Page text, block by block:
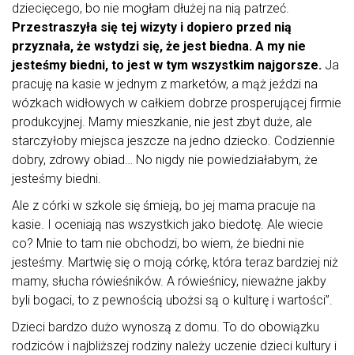
dziecięcego, bo nie mogłam dłużej na nią patrzeć.
Przestraszyła się tej wizyty i dopiero przed nią
przyznała, że wstydzi się, że jest biedna. A my nie
jesteśmy biedni, to jest w tym wszystkim najgorsze. Ja
pracuję na kasie w jednym z marketów, a mąż jeździ na
wózkach widłowych w całkiem dobrze prosperującej firmie
produkcyjnej. Mamy mieszkanie, nie jest zbyt duże, ale
starczyłoby miejsca jeszcze na jedno dziecko. Codziennie
dobry, zdrowy obiad… No nigdy nie powiedziałabym, że
jesteśmy biedni.
Ale z córki w szkole się śmieją, bo jej mama pracuje na
kasie. I oceniają nas wszystkich jako biedotę. Ale wiecie
co? Mnie to tam nie obchodzi, bo wiem, że biedni nie
jesteśmy. Martwię się o moją córkę, która teraz bardziej niż
mamy, słucha rówieśników. A rówieśnicy, nieważne jakby
byli bogaci, to z pewnością ubożsi są o kulturę i wartości”.
Dzieci bardzo dużo wynoszą z domu. To do obowiązku
rodziców i najbliższej rodziny należy uczenie dzieci kultury i